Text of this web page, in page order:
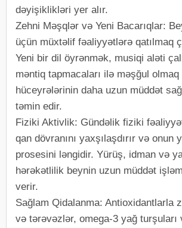
dəyişiklikləri yer alır.
Zehni Məşqlər və Yeni Bacarıqlar:
üçün müxtəlif fəaliyyətlərə qatılmaq
Yeni bir dil öyrənmək, musiqi aləti
məntiq tapmacaları ilə məşğul olmaq
hüceyrələrinin daha uzun müddət
təmin edir.
Fiziki Aktivlik: Gündəlik fiziki
qan dövranını yaxşılaşdırır və onun
prosesini ləngidir. Yürüş, idman və
hərəkətlilik beynin uzun müddət
verir.
Sağlam Qidalanma: Antioxidantlarla
və tərəvəzlər, omega-3 yağ turşuları